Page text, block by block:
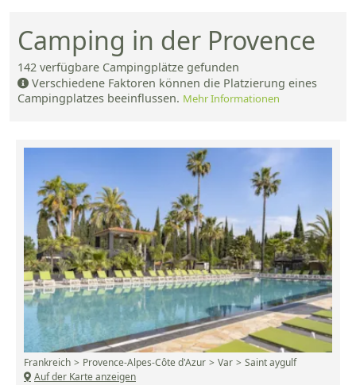
Camping in der Provence
142 verfügbare Campingplätze gefunden
Verschiedene Faktoren können die Platzierung eines
Campingplatzes beeinflussen. Mehr Informationen
Frankreich Provence-Alpes-Côte d'Azur Var
Saint aygulf
Auf der Karte anzeigen